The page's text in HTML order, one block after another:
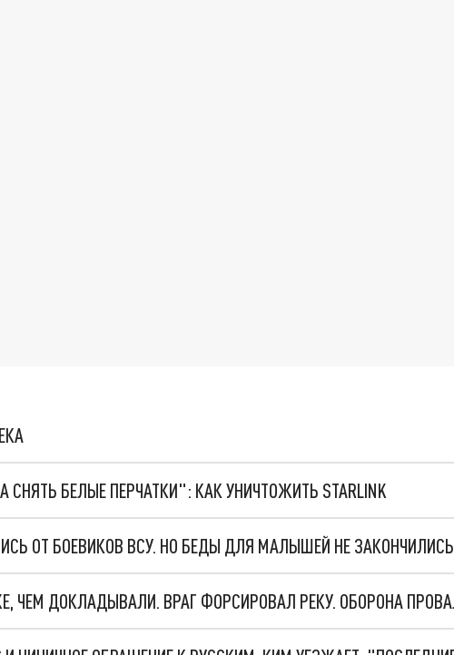
СНЯТЬ БЕЛЫЕ ПЕРЧАТКИ": КАК УНИЧТОЖИТЬ STARLINK
ОТ БОЕВИКОВ ВСУ. НО БЕДЫ ДЛЯ МАЛЫШЕЙ НЕ ЗАКОНЧИЛИСЬ